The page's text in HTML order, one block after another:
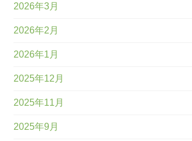
2026年3月
2026年2月
2026年1月
2025年12月
2025年11月
2025年9月